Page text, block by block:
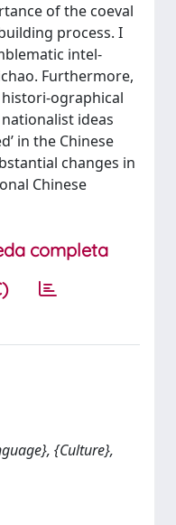
of the coeval
process. I
intel-
Furthermore,
ographical
ideas
in the Chinese
changes in
Chinese
completa
{Culture},